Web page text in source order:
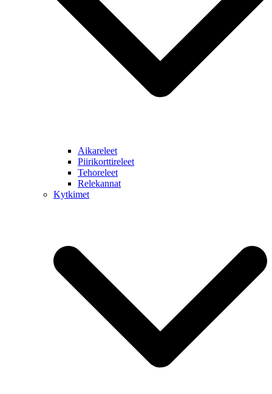
Aikareleet
Piirikorttireleet
Tehoreleet
Relekannat
Kytkimet